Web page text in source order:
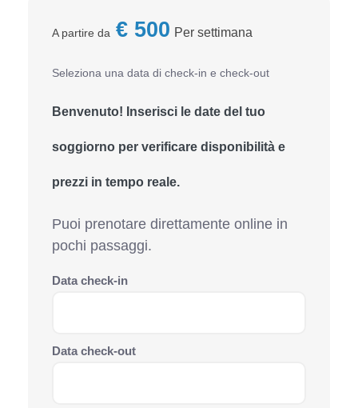
A partire da € 500 Per settimana
Seleziona una data di check-in e check-out
Benvenuto! Inserisci le date del tuo
soggiorno per verificare disponibilità e
prezzi in tempo reale.
Puoi prenotare direttamente online in
pochi passaggi.
Data check-in
Data check-out